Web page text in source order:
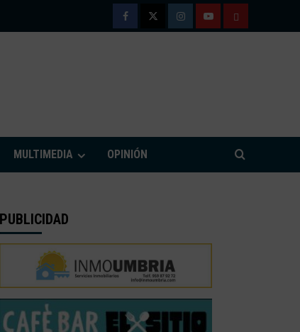
FacebookTwitterInstagramYoutubeTÉRMINOS
MULTIMEDIA OPINIÓN
PUBLICIDAD